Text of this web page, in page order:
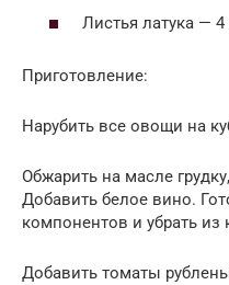
Листья латука — 4
Приготовление:
Нарубить все овощи на
Обжарить на масле
Добавить белое вино.
компонентов и убрать из
Добавить томаты